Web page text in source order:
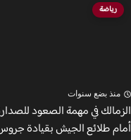
رياضة
بضع سنوات
في مهمة الصعود للصدارة
طلائع الجيش بقيادة جروس